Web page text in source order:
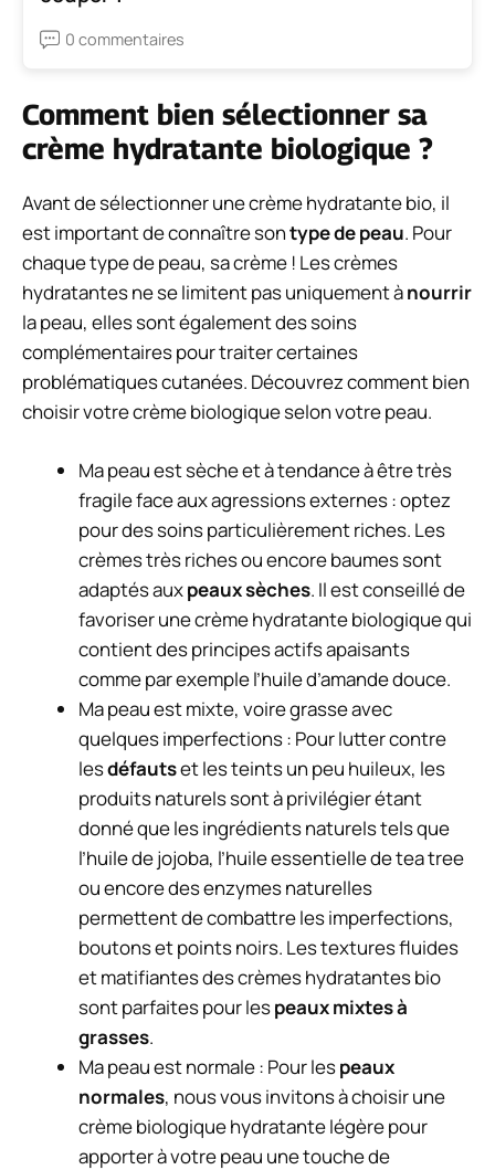
0 commentaires
Comment bien sélectionner sa
crème hydratante biologique ?
Avant de sélectionner une crème hydratante bio, il
est important de connaître sontype de peau. Pour
chaque type de peau, sa crème ! Les crèmes
hydratantes ne se limitent pas uniquement ànourrir
la peau, elles sont également des soins
complémentaires pour traiter certaines
problématiques cutanées. Découvrez comment bien
choisir votre crème biologique selon votre peau.
Ma peau est sèche et à tendance à être très
fragile face aux agressions externes : optez
pour des soins particulièrement riches. Les
crèmes très riches ou encore baumes sont
adaptés auxpeaux sèches. Il est conseillé de
favoriser une crème hydratante biologique qui
contient des principes actifs apaisants
comme par exemple l’huile d’amande douce.
Ma peau est mixte, voire grasse avec
quelques imperfections : Pour lutter contre
lesdéfautset les teints un peu huileux, les
produits naturels sont à privilégier étant
donné que les ingrédients naturels tels que
l’huile de jojoba, l’huile essentielle de tea tree
ou encore des enzymes naturelles
permettent de combattre les imperfections,
boutons et points noirs. Les textures fluides
et matifiantes des crèmes hydratantes bio
sont parfaites pour lespeaux mixtes à
grasses.
Ma peau est normale : Pour lespeaux
normales, nous vous invitons à choisir une
crème biologique hydratante légère pour
apporter à votre peau une touche de